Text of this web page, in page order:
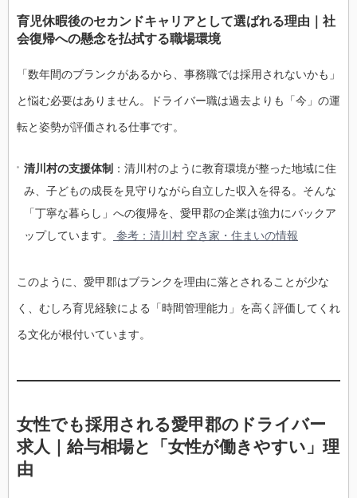
育児休暇後のセカンドキャリアとして選ばれる理由｜社
会復帰への懸念を払拭する職場環境
「数年間のブランクがあるから、事務職では採用されないかも」
と悩む必要はありません。ドライバー職は過去よりも「今」の運
転と姿勢が評価される仕事です。
清川村の支援体制 ：清川村のように教育環境が整った地域に住
み、子どもの成長を見守りながら自立した収入を得る。そんな
「丁寧な暮らし」への復帰を、愛甲郡の企業は強力にバックア
ップしています。
参考：清川村 空き家・住まいの情報
このように、愛甲郡はブランクを理由に落とされることが少な
く、むしろ育児経験による「時間管理能力」を高く評価してくれ
る文化が根付いています。
女性でも採用される愛甲郡のドライバー
求人｜給与相場と「女性が働きやすい」理
由